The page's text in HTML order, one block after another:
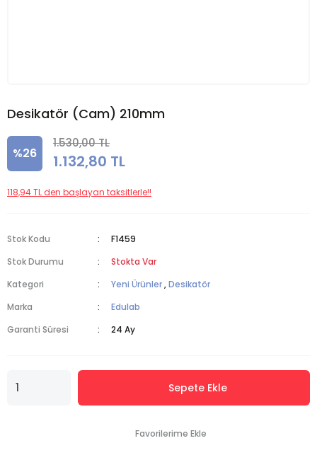
Desikatör (Cam) 210mm
%26
1.530,00 TL
1.132,80 TL
118,94 TL den başlayan taksitlerle!!
Stok Kodu
F1459
Stok Durumu
Stokta Var
Kategori
Yeni Ürünler,Desikatör
Marka
Edulab
Garanti Süresi
24 Ay
Sepete Ekle